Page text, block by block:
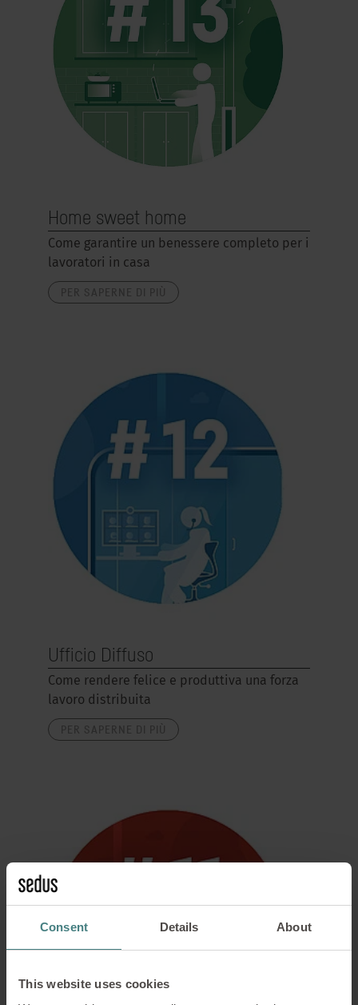
Consent Details About
This website uses cookies
Home sweet home
Come garantire un benessere completo per i
lavoratori in casa
Ufficio Diffuso
Come rendere felice e produttiva una forza
lavoro distribuita